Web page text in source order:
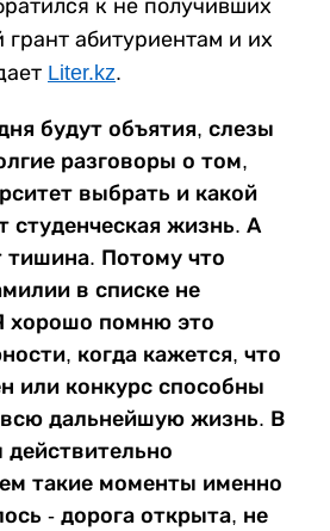
к не получивших
грант абитуриентам и их
Liter.kz.
будут объятия, слезы
разговоры о том,
выбрать и какой
студенческая жизнь. А
тишина. Потому что
в списке не
хорошо помню это
когда кажется, что
или конкурс способны
дальнейшую жизнь. В
действительно
такие моменты именно
- дорога открыта, не